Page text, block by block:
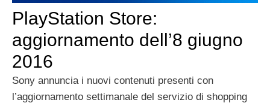
PlayStation Store:
aggiornamento dell’8 giugno
2016
Sony annuncia i nuovi contenuti presenti con
l’aggiornamento settimanale del servizio di shopping